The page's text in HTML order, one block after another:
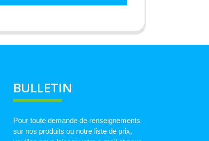
BULLETIN
Pour toute demande de renseignements
sur nos produits ou notre liste de prix,